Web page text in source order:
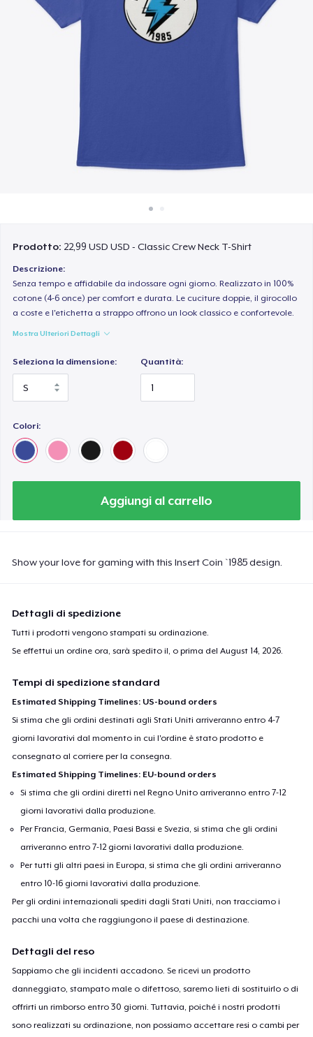
Vendi ovunque
Prodotto: 22,99 USD USD - Classic Crew Neck T-Shirt
Descrizione:
Senza tempo e affidabile da indossare ogni giorno. Realizzato in 100%
cotone (4-6 once) per comfort e durata. Le cuciture doppie, il girocollo
a coste e l'etichetta a strappo offrono un look classico e confortevole.
Mostra Ulteriori Dettagli
Seleziona la dimensione: Quantità:
Colori:
Aggiungi al carrello
Show your love for gaming with this Insert Coin `1985 design.
Dettagli di spedizione
Tutti i prodotti vengono stampati su ordinazione.
Se effettui un ordine ora, sarà spedito il, o prima delAugust 14, 2026
Tempi di spedizione standard
Estimated Shipping Timelines: US-bound orders
Si stima che gli ordini destinati agli Stati Uniti arriveranno entro 4-7
giorni lavorativi dal momento in cui l'ordine è stato prodotto e
consegnato al corriere per la consegna.
Estimated Shipping Timelines: EU-bound orders
Si stima che gli ordini diretti nel Regno Unito arriveranno entro 7-12
giorni lavorativi dalla produzione.
Per Francia, Germania, Paesi Bassi e Svezia, si stima che gli ordini
arriveranno entro 7-12 giorni lavorativi dalla produzione.
Per tutti gli altri paesi in Europa, si stima che gli ordini arriveranno
entro 10-16 giorni lavorativi dalla produzione.
Per gli ordini internazionali spediti dagli Stati Uniti, non tracciamo i
pacchi una volta che raggiungono il paese di destinazione.
Dettagli del reso
Sappiamo che gli incidenti accadono. Se ricevi un prodotto
danneggiato, stampato male o difettoso, saremo lieti di sostituirlo o di
offrirti un rimborso entro 30 giorni. Tuttavia, poiché i nostri prodotti
sono realizzati su ordinazione, non possiamo accettare resi o cambi per